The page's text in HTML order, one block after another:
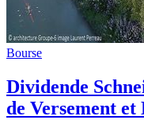
Bourse
Dividende
de Versement